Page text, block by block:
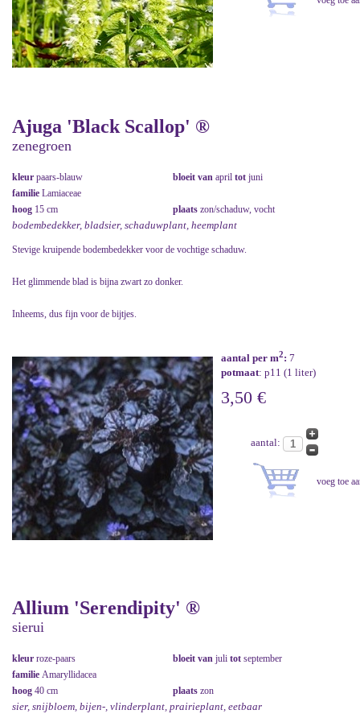
Ajuga 'Black Scallop' ®
zenegroen
kleur paars-blauw bloeit van april tot juni
familie Lamiaceae
hoog 15 cm plaats zon/schaduw, vocht
bodembedekker, bladsier, schaduwplant, heemplant
Stevige kruipende bodembedekker voor de vochtige schaduw.
Het glimmende blad is bijna zwart zo donker.
Inheems, dus fijn voor de bijtjes.
aantal per m2: 7
potmaat: p11 (1 liter)
3,50 €
aantal:
Allium 'Serendipity' ®
sierui
kleur roze-paars bloeit van juli tot september
familie Amaryllidacea
hoog 40 cm plaats zon
sier, snijbloem, bijen-, vlinderplant, prairieplant, eetbaar